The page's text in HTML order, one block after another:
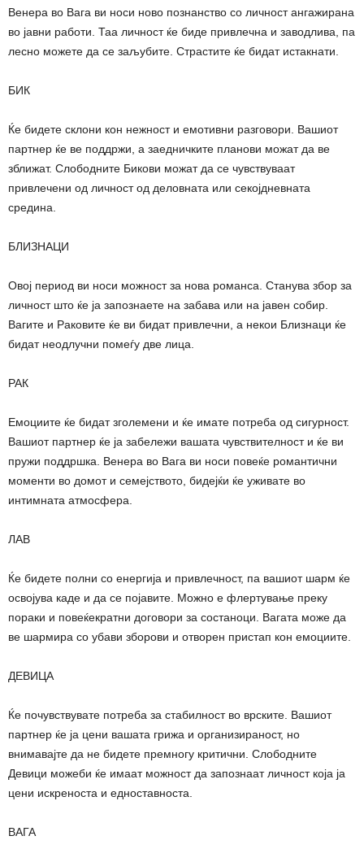
Венера во Вага ви носи ново познанство со личност ангажирана
во јавни работи. Таа личност ќе биде привлечна и заводлива, па
лесно можете да се заљубите. Страстите ќе бидат истакнати.
БИК
Ќе бидете склони кон нежност и емотивни разговори. Вашиот
партнер ќе ве поддржи, а заедничките планови можат да ве
зближат. Слободните Бикови можат да се чувствуваат
привлечени од личност од деловната или секојдневната
средина.
БЛИЗНАЦИ
Овој период ви носи можност за нова романса. Станува збор за
личност што ќе ја запознаете на забава или на јавен собир.
Вагите и Раковите ќе ви бидат привлечни, а некои Близнаци ќе
бидат неодлучни помеѓу две лица.
РАК
Емоциите ќе бидат зголемени и ќе имате потреба од сигурност.
Вашиот партнер ќе ја забележи вашата чувствителност и ќе ви
пружи поддршка. Венера во Вага ви носи повеќе романтични
моменти во домот и семејството, бидејќи ќе уживате во
интимната атмосфера.
ЛАВ
Ќе бидете полни со енергија и привлечност, па вашиот шарм ќе
освојува каде и да се појавите. Можно е флертување преку
пораки и повеќекратни договори за состаноци. Вагата може да
ве шармира со убави зборови и отворен пристап кон емоциите.
ДЕВИЦА
Ќе почувствувате потреба за стабилност во врските. Вашиот
партнер ќе ја цени вашата грижа и организираност, но
внимавајте да не бидете премногу критични. Слободните
Девици можеби ќе имаат можност да запознаат личност која ја
цени искреноста и едноставноста.
ВАГА